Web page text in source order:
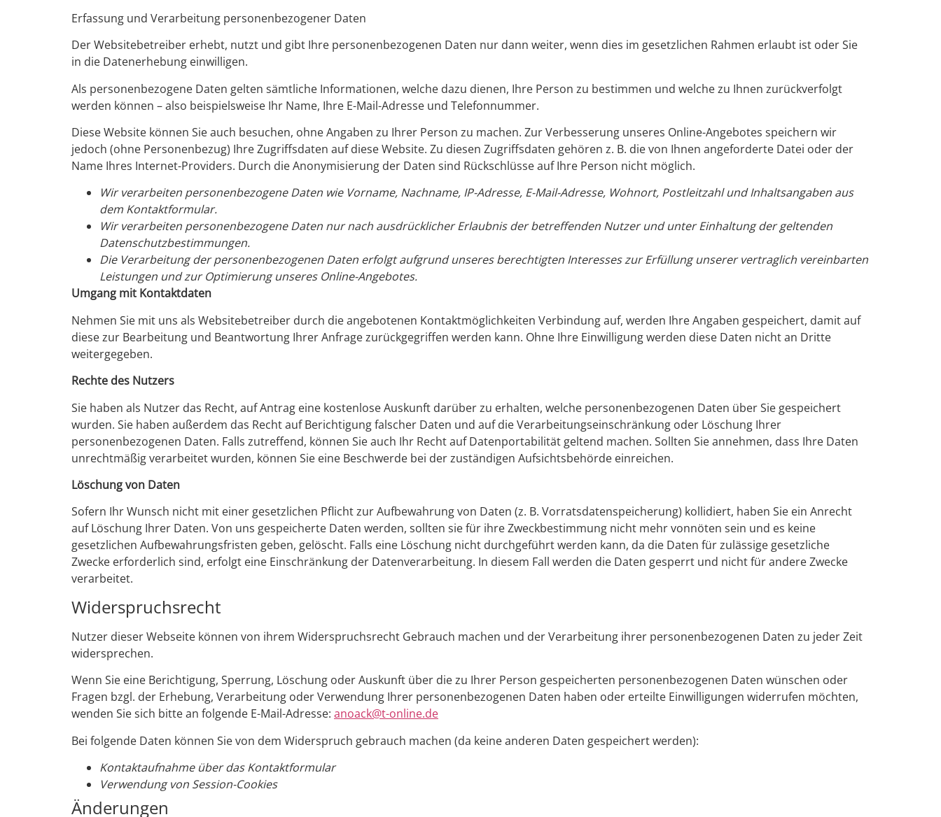
Erfassung und Verarbeitung personenbezogener Daten
Der Websitebetreiber erhebt, nutzt und gibt Ihre personenbezogenen Daten nur dann weiter, wenn dies im gesetzlichen Rahmen erlaubt ist oder Sie
in die Datenerhebung einwilligen.
Als personenbezogene Daten gelten sämtliche Informationen, welche dazu dienen, Ihre Person zu bestimmen und welche zu Ihnen zurückverfolgt
werden können – also beispielsweise Ihr Name, Ihre E-Mail-Adresse und Telefonnummer.
Diese Website können Sie auch besuchen, ohne Angaben zu Ihrer Person zu machen. Zur Verbesserung unseres Online-Angebotes speichern wir
jedoch (ohne Personenbezug) Ihre Zugriffsdaten auf diese Website. Zu diesen Zugriffsdaten gehören z. B. die von Ihnen angeforderte Datei oder der
Name Ihres Internet-Providers. Durch die Anonymisierung der Daten sind Rückschlüsse auf Ihre Person nicht möglich.
Wir verarbeiten personenbezogene Daten wie Vorname, Nachname, IP-Adresse, E-Mail-Adresse, Wohnort, Postleitzahl und Inhaltsangaben aus
dem Kontaktformular.
Wir verarbeiten personenbezogene Daten nur nach ausdrücklicher Erlaubnis der betreffenden Nutzer und unter Einhaltung der geltenden
Datenschutzbestimmungen.
Die Verarbeitung der personenbezogenen Daten erfolgt aufgrund unseres berechtigten Interesses zur Erfüllung unserer vertraglich vereinbarten
Leistungen und zur Optimierung unseres Online-Angebotes.
Umgang mit Kontaktdaten
Nehmen Sie mit uns als Websitebetreiber durch die angebotenen Kontaktmöglichkeiten Verbindung auf, werden Ihre Angaben gespeichert, damit auf
diese zur Bearbeitung und Beantwortung Ihrer Anfrage zurückgegriffen werden kann. Ohne Ihre Einwilligung werden diese Daten nicht an Dritte
weitergegeben.
Rechte des Nutzers
Sie haben als Nutzer das Recht, auf Antrag eine kostenlose Auskunft darüber zu erhalten, welche personenbezogenen Daten über Sie gespeichert
wurden. Sie haben außerdem das Recht auf Berichtigung falscher Daten und auf die Verarbeitungseinschränkung oder Löschung Ihrer
personenbezogenen Daten. Falls zutreffend, können Sie auch Ihr Recht auf Datenportabilität geltend machen. Sollten Sie annehmen, dass Ihre Daten
unrechtmäßig verarbeitet wurden, können Sie eine Beschwerde bei der zuständigen Aufsichtsbehörde einreichen.
Löschung von Daten
Sofern Ihr Wunsch nicht mit einer gesetzlichen Pflicht zur Aufbewahrung von Daten (z. B. Vorratsdatenspeicherung) kollidiert, haben Sie ein Anrecht
auf Löschung Ihrer Daten. Von uns gespeicherte Daten werden, sollten sie für ihre Zweckbestimmung nicht mehr vonnöten sein und es keine
gesetzlichen Aufbewahrungsfristen geben, gelöscht. Falls eine Löschung nicht durchgeführt werden kann, da die Daten für zulässige gesetzliche
Zwecke erforderlich sind, erfolgt eine Einschränkung der Datenverarbeitung. In diesem Fall werden die Daten gesperrt und nicht für andere Zwecke
verarbeitet.
Widerspruchsrecht
Nutzer dieser Webseite können von ihrem Widerspruchsrecht Gebrauch machen und der Verarbeitung ihrer personenbezogenen Daten zu jeder Zeit
widersprechen.
Wenn Sie eine Berichtigung, Sperrung, Löschung oder Auskunft über die zu Ihrer Person gespeicherten personenbezogenen Daten wünschen oder
Fragen bzgl. der Erhebung, Verarbeitung oder Verwendung Ihrer personenbezogenen Daten haben oder erteilte Einwilligungen widerrufen möchten,
wenden Sie sich bitte an folgende E-Mail-Adresse: anoack@t-online.de
Bei folgende Daten können Sie von dem Widerspruch gebrauch machen (da keine anderen Daten gespeichert werden):
Kontaktaufnahme über das Kontaktformular
Verwendung von Session-Cookies
Änderungen